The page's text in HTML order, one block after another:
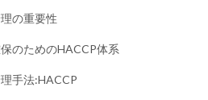
の重要性
のためのHACCP体系
手法:HACCP